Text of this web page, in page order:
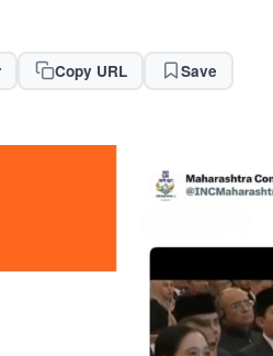
Copy URL Save